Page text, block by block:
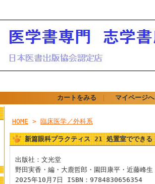
カートをみる マイページ
HOME > 臨床医学／外科系
新篇眼科プラクティス 21 処置室ででき
出版社：文光堂
野田実香・編・大鹿哲郎・園田康平・近藤峰生
2025年10月7日 ISBN：9784830656354